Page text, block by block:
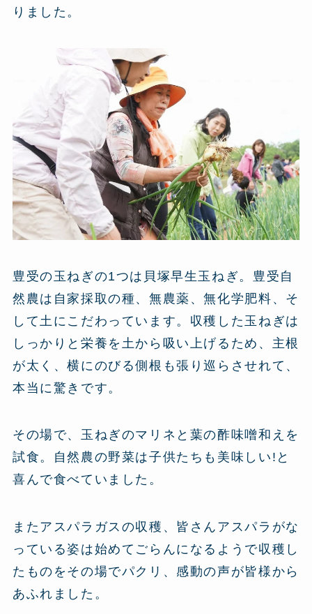
りました。
豊受の玉ねぎの1つは貝塚早生玉ねぎ。豊受自
然農は自家採取の種、無農薬、無化学肥料、そ
して土にこだわっています。収穫した玉ねぎは
しっかりと栄養を土から吸い上げるため、主根
が太く、横にのびる側根も張り巡らさせれて、
本当に驚きです。
その場で、玉ねぎのマリネと葉の酢味噌和えを
試食。自然農の野菜は子供たちも美味しい!と
喜んで食べていました。
またアスパラガスの収穫、皆さんアスパラがな
っている姿は始めてごらんになるようで収穫し
たものをその場でパクリ、感動の声が皆様から
あふれました。